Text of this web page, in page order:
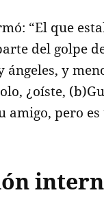
“El que
del golpe
ángeles, y
¿oíste,
amigo, pero